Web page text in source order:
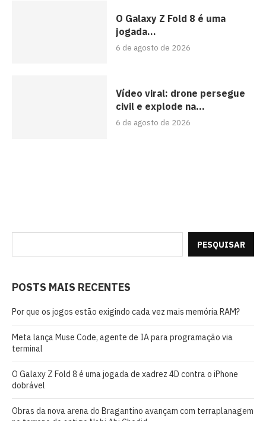
O Galaxy Z Fold 8 é uma
jogada...
6 de agosto de 2026
Vídeo viral: drone persegue
civil e explode na...
6 de agosto de 2026
PESQUISAR
POSTS MAIS RECENTES
Por que os jogos estão exigindo cada vez mais memória RAM?
Meta lança Muse Code, agente de IA para programação via
terminal
O Galaxy Z Fold 8 é uma jogada de xadrez 4D contra o iPhone
dobrável
Obras da nova arena do Bragantino avançam com terraplanagem